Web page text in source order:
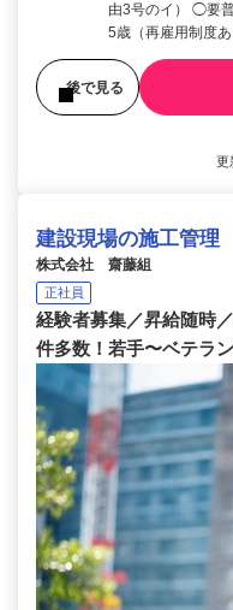
由3号のイ） ◯要
5歳（再雇用制度あ
後で見る
更
建設現場の施工管理
株式会社 齋藤組
正社員
経験者募集／昇給随時
件多数！若手〜ベテラ